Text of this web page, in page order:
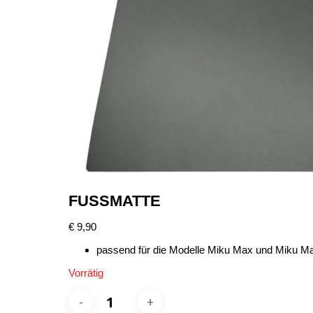
FUSSMATTE
€ 9,90
passend für die Modelle Miku Max und Miku
Vorrätig
Fußmatte
Menge